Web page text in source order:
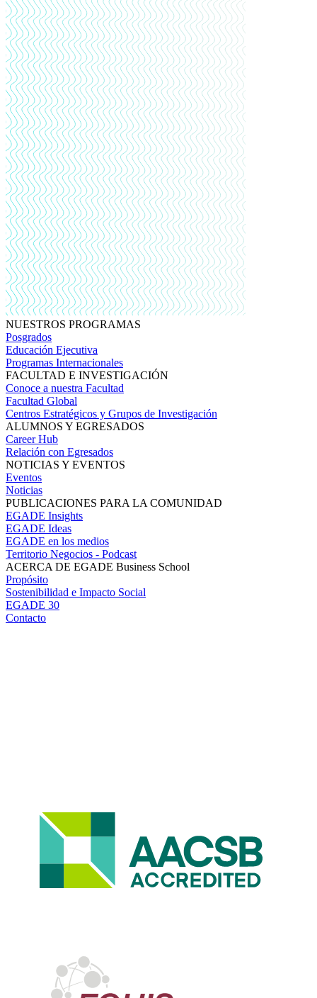
NUESTROS PROGRAMAS
Posgrados
Educación Ejecutiva
Programas Internacionales
FACULTAD E INVESTIGACIÓN
Conoce a nuestra Facultad
Facultad Global
Centros Estratégicos y Grupos de Investigación
ALUMNOS Y EGRESADOS
Career Hub
Relación con Egresados
NOTICIAS Y EVENTOS
Eventos
Noticias
PUBLICACIONES PARA LA COMUNIDAD
EGADE Insights
EGADE Ideas
EGADE en los medios
Territorio Negocios - Podcast
ACERCA DE EGADE Business School
Propósito
Sostenibilidad e Impacto Social
EGADE 30
Contacto